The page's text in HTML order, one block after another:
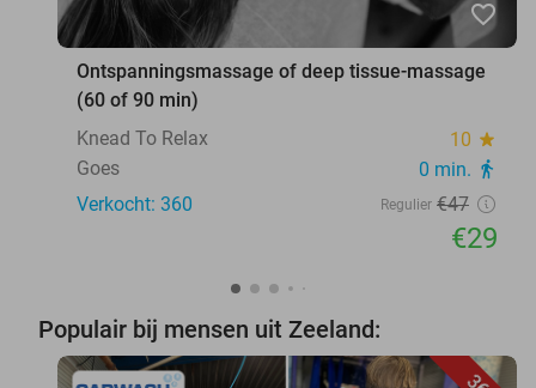
favorite_border
Ontspanningsmassage of deep tissue-massage
(60 of 90 min)
Knead To Relax
10 star
Goes 0 min. directions_walk
Verkocht: 360 Regulier €47
€29
Populair bij mensen uit Zeeland: